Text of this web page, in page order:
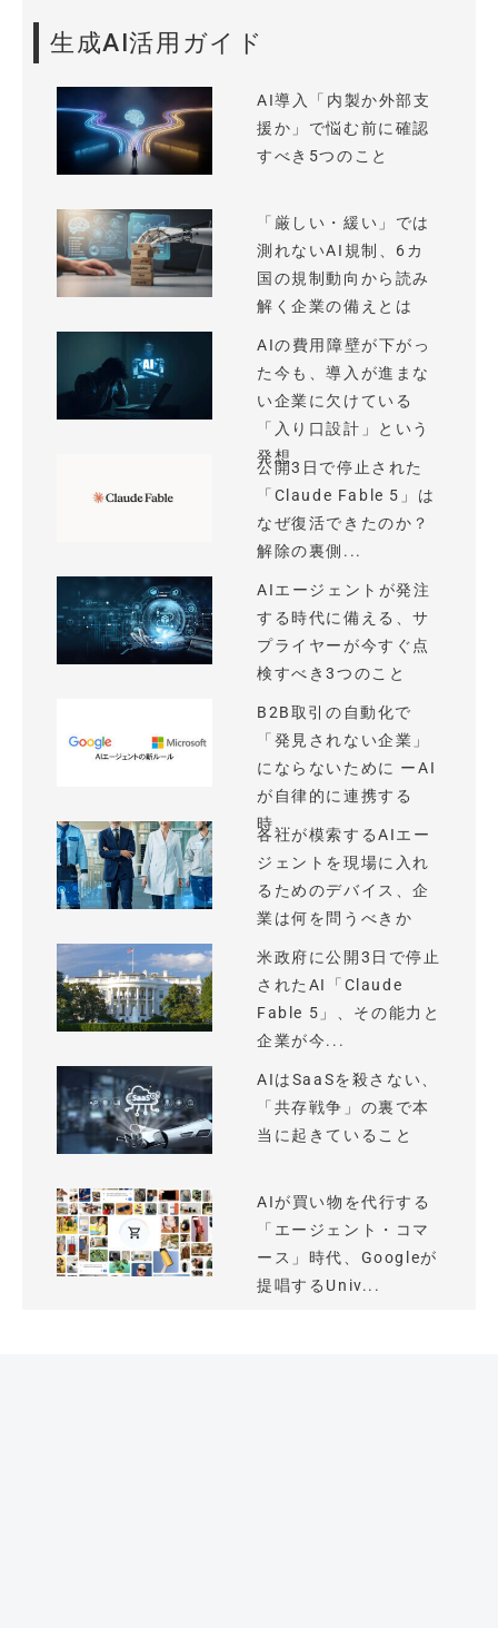
生成AI活用ガイド
AI導入「内製か外部支
援か」で悩む前に確認
すべき5つのこと
「厳しい・緩い」では
測れないAI規制、6カ
国の規制動向から読み
解く企業の備えとは
AIの費用障壁が下がっ
た今も、導入が進まな
い企業に欠けている
「入り口設計」という
発想
公開3日で停止された
「Claude Fable 5」は
なぜ復活できたのか？
解除の裏側...
AIエージェントが発注
する時代に備える、サ
プライヤーが今すぐ点
検すべき3つのこと
B2B取引の自動化で
「発見されない企業」
にならないために ーAI
が自律的に連携する
時...
各社が模索するAIエー
ジェントを現場に入れ
るためのデバイス、企
業は何を問うべきか
米政府に公開3日で停止
されたAI「Claude
Fable 5」、その能力と
企業が今...
AIはSaaSを殺さない、
「共存戦争」の裏で本
当に起きていること
AIが買い物を代行する
「エージェント・コマ
ース」時代、Googleが
提唱するUniv...